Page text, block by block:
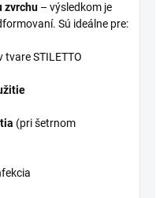
zvrchu – výsledkom je
Sú ideálne pre:
tvare STILETTO
(pri šetrnom